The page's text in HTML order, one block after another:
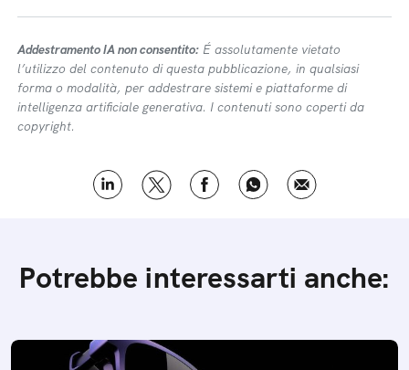
Addestramento IA non consentito: É assolutamente vietato
l’utilizzo del contenuto di questa pubblicazione, in qualsiasi
forma o modalità, per addestrare sistemi e piattaforme di
intelligenza artificiale generativa. I contenuti sono coperti da
copyright.
Potrebbe interessarti anche: